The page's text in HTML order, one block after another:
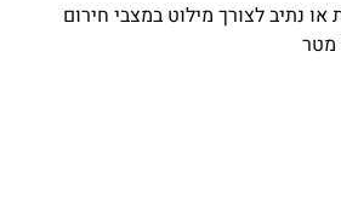
נתיב לצורך מילוט במצבי חירום